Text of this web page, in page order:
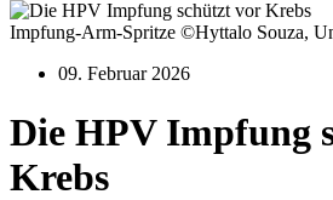
Impfung-Arm-Spritze ©Hyttalo Souza,
09. Februar 2026
Die HPV Impfung
Krebs